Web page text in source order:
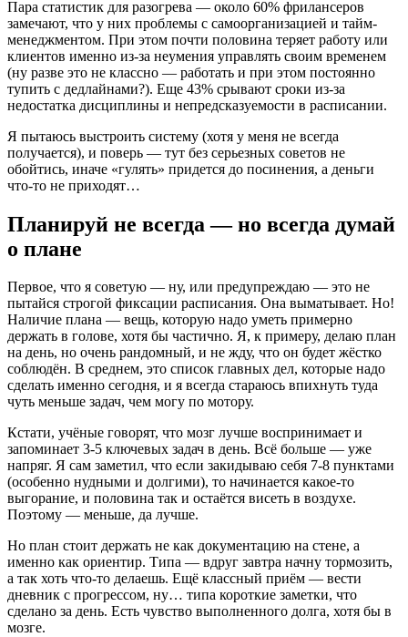
Пара статистик для разогрева — около 60% фрилансеров
замечают, что у них проблемы с самоорганизацией и тайм-
менеджментом. При этом почти половина теряет работу или
клиентов именно из-за неумения управлять своим временем
(ну разве это не классно — работать и при этом постоянно
тупить с дедлайнами?). Еще 43% срывают сроки из-за
недостатка дисциплины и непредсказуемости в расписании.
Я пытаюсь выстроить систему (хотя у меня не всегда
получается), и поверь — тут без серьезных советов не
обойтись, иначе «гулять» придется до посинения, а деньги
что-то не приходят…
Планируй не всегда — но всегда думай
о плане
Первое, что я советую — ну, или предупреждаю — это не
пытайся строгой фиксации расписания. Она выматывает. Но!
Наличие плана — вещь, которую надо уметь примерно
держать в голове, хотя бы частично. Я, к примеру, делаю план
на день, но очень рандомный, и не жду, что он будет жёстко
соблюдён. В среднем, это список главных дел, которые надо
сделать именно сегодня, и я всегда стараюсь впихнуть туда
чуть меньше задач, чем могу по мотору.
Кстати, учёные говорят, что мозг лучше воспринимает и
запоминает 3-5 ключевых задач в день. Всё больше — уже
напряг. Я сам заметил, что если закидываю себя 7-8 пунктами
(особенно нудными и долгими), то начинается какое-то
выгорание, и половина так и остаётся висеть в воздухе.
Поэтому — меньше, да лучше.
Но план стоит держать не как документацию на стене, а
именно как ориентир. Типа — вдруг завтра начну тормозить,
а так хоть что-то делаешь. Ещё классный приём — вести
дневник с прогрессом, ну… типа короткие заметки, что
сделано за день. Есть чувство выполненного долга, хотя бы в
мозге.